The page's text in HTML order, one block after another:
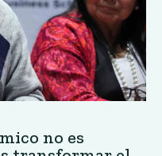
no es